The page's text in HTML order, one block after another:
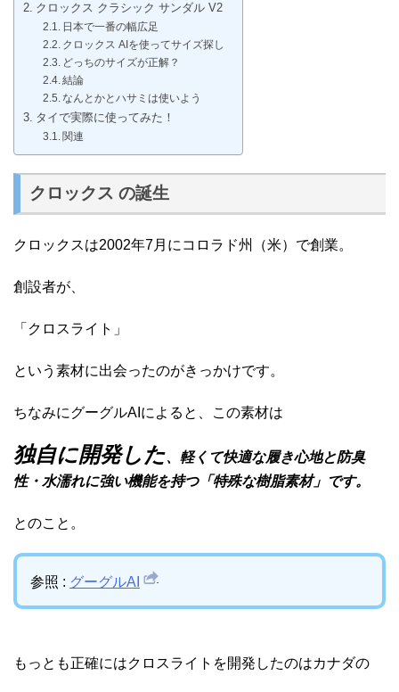
クロックス クラシック サンダル V2
日本で一番の幅広足
クロックス AIを使ってサイズ探し
どっちのサイズが正解？
結論
なんとかとハサミは使いよう
タイで実際に使ってみた！
関連
クロックス の誕生
クロックスは2002年7月にコロラド州（米）で創業。
創設者が、
「クロスライト」
という素材に出会ったのがきっかけです。
ちなみにグーグルAIによると、この素材は
独自に開発した、軽くて快適な履き心地と防臭
性・水濡れに強い機能を持つ「特殊な樹脂素材」です。
とのこと。
参照 : グーグルAI
もっとも正確にはクロスライトを開発したのはカナダの